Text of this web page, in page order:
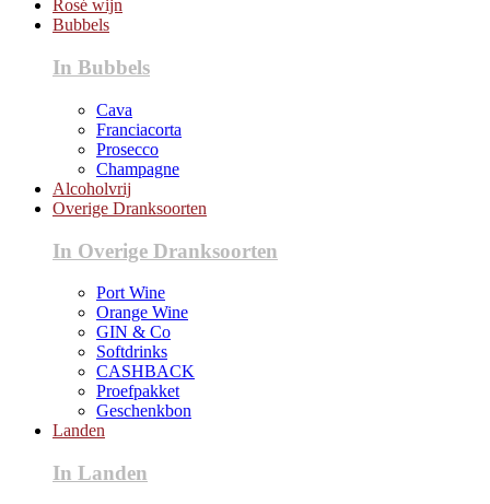
Rosé wijn
Bubbels
In Bubbels
Cava
Franciacorta
Prosecco
Champagne
Alcoholvrij
Overige Dranksoorten
In Overige Dranksoorten
Port Wine
Orange Wine
GIN & Co
Softdrinks
CASHBACK
Proefpakket
Geschenkbon
Landen
In Landen